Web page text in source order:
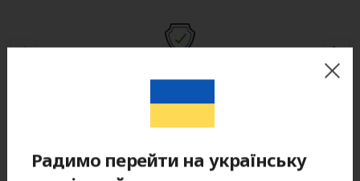
Оригинальная продукция
Опции для герметизатора проема
по выгодной цене
Радимо перейти на українську